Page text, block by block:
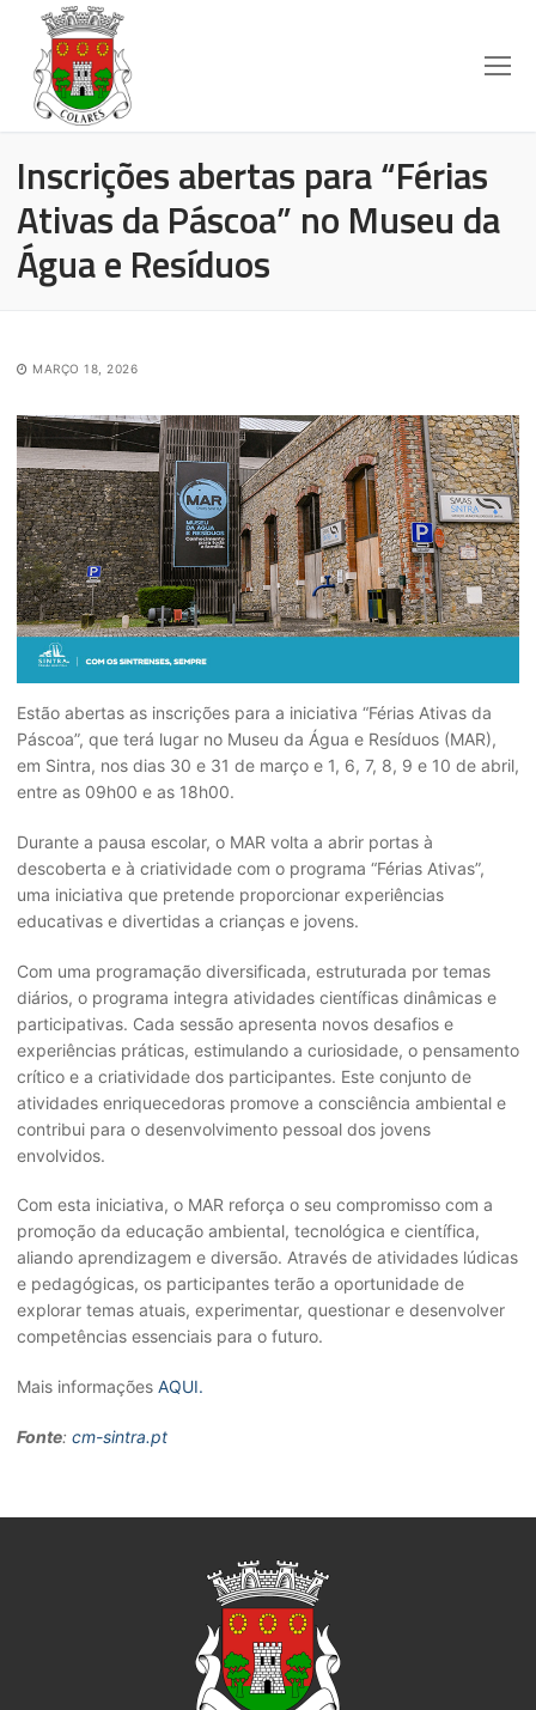
Inscrições abertas para “Férias
Ativas da Páscoa” no Museu da
Água e Resíduos
MARÇO 18, 2026
Estão abertas as inscrições para a iniciativa “Férias Ativas da
Páscoa”, que terá lugar no Museu da Água e Resíduos (MAR),
em Sintra, nos dias 30 e 31 de março e 1, 6, 7, 8, 9 e 10 de abril,
entre as 09h00 e as 18h00.
Durante a pausa escolar, o MAR volta a abrir portas à
descoberta e à criatividade com o programa “Férias Ativas”,
uma iniciativa que pretende proporcionar experiências
educativas e divertidas a crianças e jovens.
Com uma programação diversificada, estruturada por temas
diários, o programa integra atividades científicas dinâmicas e
participativas. Cada sessão apresenta novos desafios e
experiências práticas, estimulando a curiosidade, o pensamento
crítico e a criatividade dos participantes. Este conjunto de
atividades enriquecedoras promove a consciência ambiental e
contribui para o desenvolvimento pessoal dos jovens
envolvidos.
Com esta iniciativa, o MAR reforça o seu compromisso com a
promoção da educação ambiental, tecnológica e científica,
aliando aprendizagem e diversão. Através de atividades lúdicas
e pedagógicas, os participantes terão a oportunidade de
explorar temas atuais, experimentar, questionar e desenvolver
competências essenciais para o futuro.
Mais informações AQUI.
Fonte: cm-sintra.pt